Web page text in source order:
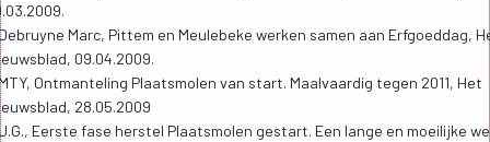
Marc, Pittem en Meulebeke werken samen aan Erfgoeddag,
09.04.2009.
Ontmanteling Plaatsmolen van start. Maalvaardig tegen 2011, Het
28.05.2009
Eerste fase herstel Plaatsmolen gestart. Een lange en moeilijke